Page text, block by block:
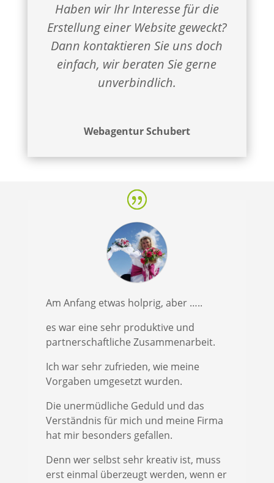
Haben wir Ihr Interesse für die
Erstellung einer Website geweckt?
Dann kontaktieren Sie uns doch
einfach, wir beraten Sie gerne
unverbindlich.
Webagentur Schubert
Am Anfang etwas holprig, aber …..
es war eine sehr produktive und
partnerschaftliche Zusammenarbeit.
Ich war sehr zufrieden, wie meine
Vorgaben umgesetzt wurden.
Die unermüdliche Geduld und das
Verständnis für mich und meine Firma
hat mir besonders gefallen.
Denn wer selbst sehr kreativ ist, muss
erst einmal überzeugt werden, wenn er